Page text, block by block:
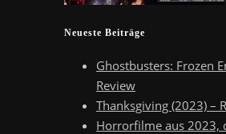
Neueste Beiträge
Ghostbusters: Frozen
Review
Thanksgiving (2023) –
Horrorfilme aus 2023,